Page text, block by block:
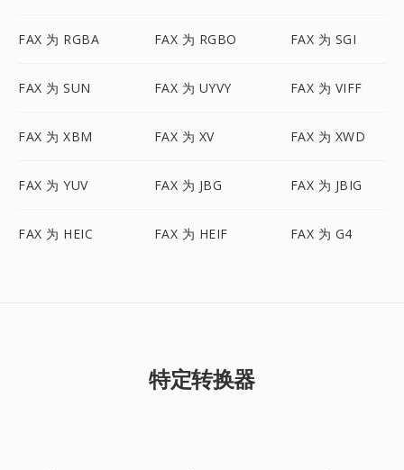
FAX 为 RGBA FAX 为 RGBO FAX 为 SGI
FAX 为 SUN FAX 为 UYVY FAX 为 VIFF
FAX 为 XBM FAX 为 XV FAX 为 XWD
FAX 为 YUV FAX 为 JBG FAX 为 JBIG
FAX 为 HEIC FAX 为 HEIF FAX 为 G4
特定转换器